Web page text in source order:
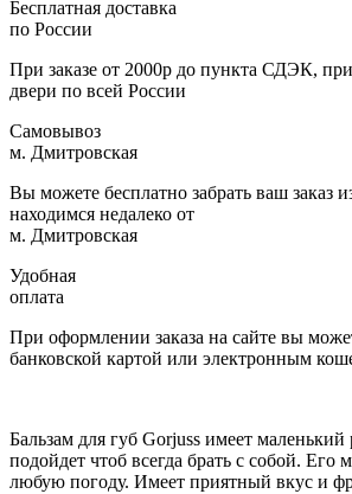
Бесплатная доставка
по России
При заказе от 2000р до пункта СДЭК, при
двери по всей России
Самовывоз
м. Дмитровская
Вы можете бесплатно забрать ваш заказ
находимся недалеко от
м. Дмитровская
Удобная
оплата
При оформлении заказа на сайте вы
банковской картой или электронным
Бальзам для губ Gorjuss имеет маленький
подойдет чтоб всегда брать с собой. Его
любую погоду. Имеет приятный вкус и